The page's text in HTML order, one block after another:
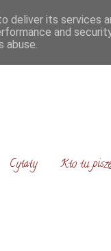
Cytaty Kto tu pisze
deliver its services
and
abuse.